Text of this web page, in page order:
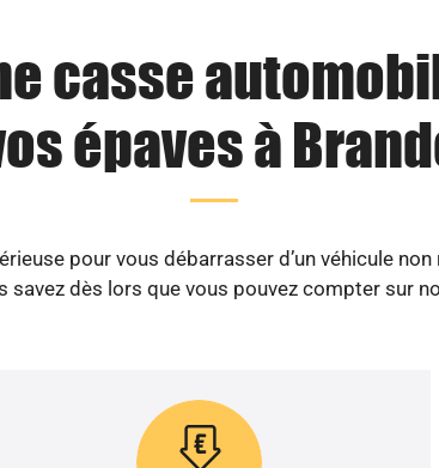
casse
épaves à
pour vous débarrasser d’un véhicule non
savez dès lors que vous pouvez compter sur